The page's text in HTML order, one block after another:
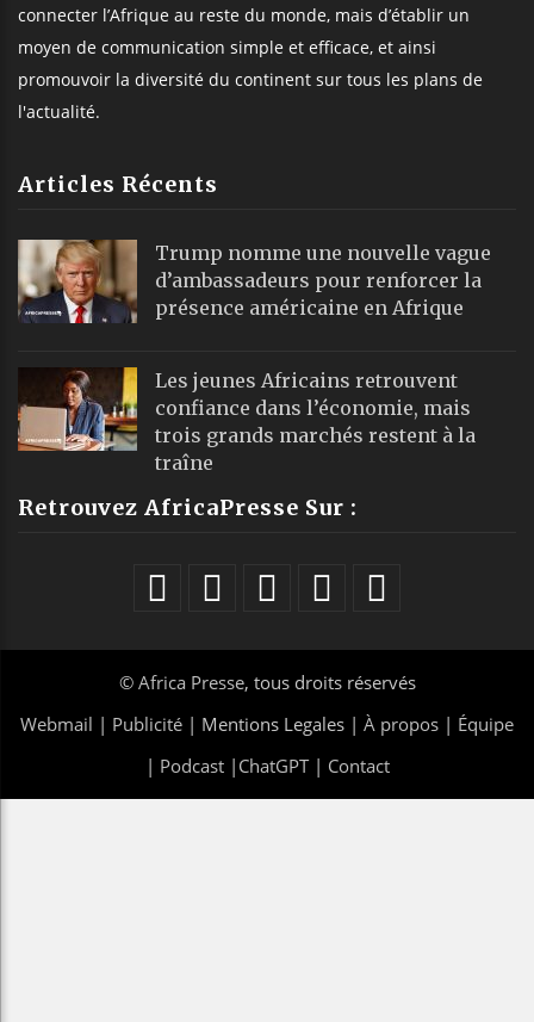
connecter l’Afrique au reste du monde, mais d’établir un
moyen de communication simple et efficace, et ainsi
promouvoir la diversité du continent sur tous les plans de
l'actualité.
Articles Récents
Trump nomme une nouvelle vague
d’ambassadeurs pour renforcer la
présence américaine en Afrique
Les jeunes Africains retrouvent
confiance dans l’économie, mais
trois grands marchés restent à la
traîne
Retrouvez AfricaPresse Sur :
© Africa Presse, tous droits réservés
Webmail | Publicité | Mentions Legales | À propos | Équipe
| Podcast| ChatGPT| Contact